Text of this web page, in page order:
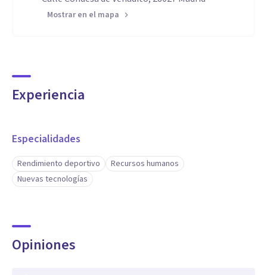
Mostrar en el mapa
Experiencia
Especialidades
Rendimiento deportivo
Recursos humanos
Nuevas tecnologías
Opiniones